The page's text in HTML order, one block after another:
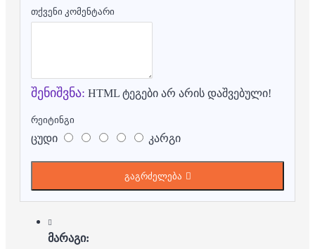
თქვენი კომენტარი
შენიშვნა: HTML ტეგები არ არის დაშვებული!
რეიტინგი
ცუდი კარგი
გაგრძელება
მარაგი: